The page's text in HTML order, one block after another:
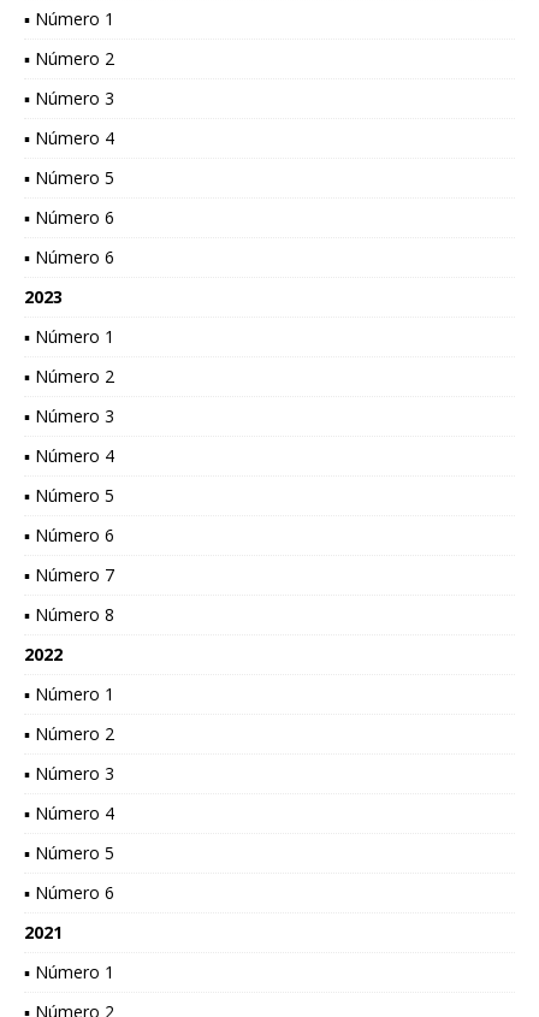
▪ Número 1
▪ Número 2
▪ Número 3
▪ Número 4
▪ Número 5
▪ Número 6
▪ Número 6
2023
▪ Número 1
▪ Número 2
▪ Número 3
▪ Número 4
▪ Número 5
▪ Número 6
▪ Número 7
▪ Número 8
2022
▪ Número 1
▪ Número 2
▪ Número 3
▪ Número 4
▪ Número 5
▪ Número 6
2021
▪ Número 1
▪ Número 2